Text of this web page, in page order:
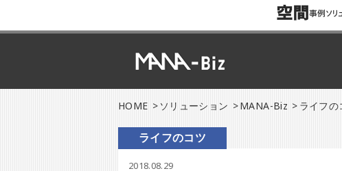
空間事例ソリ
HOME ソリューション MANA-Biz ライフの
ライフのコツ
2018.08.29